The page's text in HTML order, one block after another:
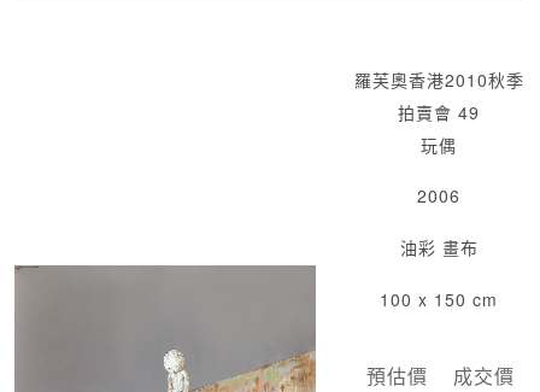
羅芙奧香港2010秋季
拍賣會 49
玩偶
2006
油彩 畫布
100 x 150 cm
預估價 成交價